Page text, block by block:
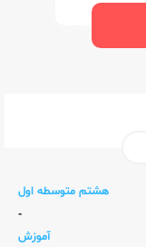
هشتم متوسطه اول
-
آموزش